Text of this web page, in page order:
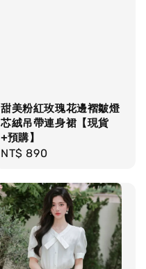
甜美粉紅玫瑰花邊褶皺燈
芯絨吊帶連身裙【現貨
+預購】
Regular
NT$ 890